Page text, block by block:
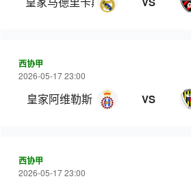
西协甲
2026-05-17 23:00
皇家阿维勒斯 VS
西协甲
2026-05-17 23:00